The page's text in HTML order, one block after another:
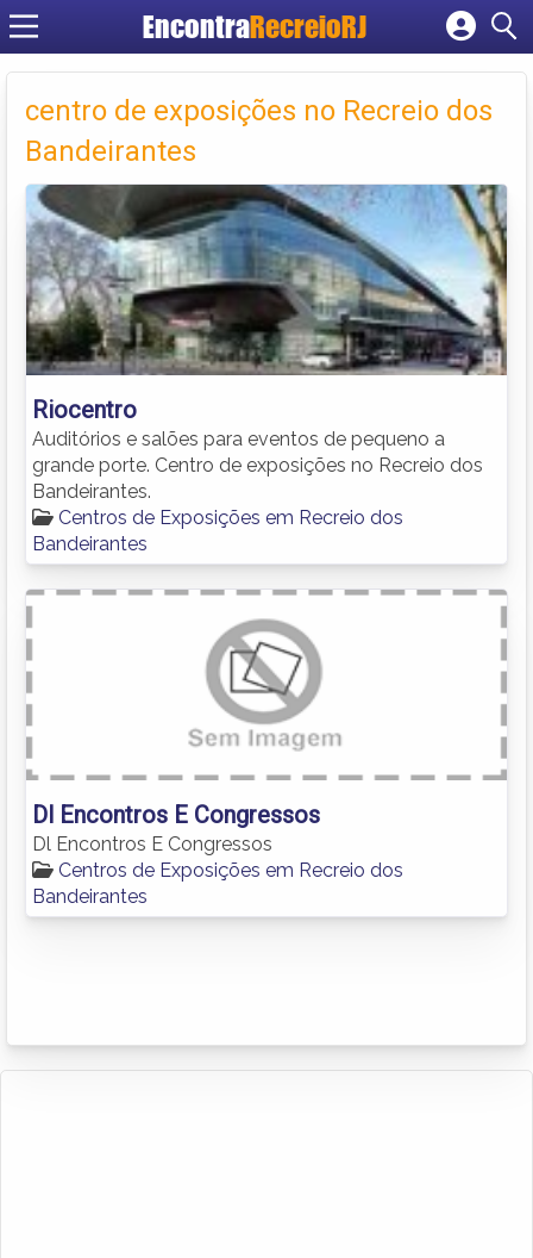
EncontraRecreioRJ
Cadastrar empresa
Fazer login
Criar conta
centro de exposições no Recreio dos
Bandeirantes
Riocentro
Auditórios e salões para eventos de pequeno a
grande porte. Centro de exposições no Recreio dos
Bandeirantes.
Centros de Exposições em Recreio dos
Bandeirantes
Dl Encontros E Congressos
Dl Encontros E Congressos
Centros de Exposições em Recreio dos
Bandeirantes